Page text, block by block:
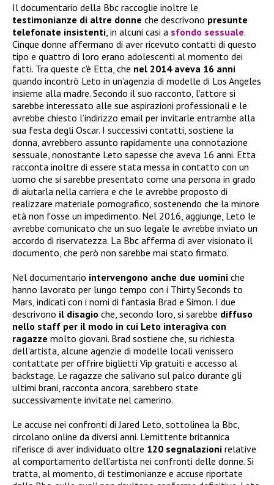
Il documentario della Bbc raccoglie inoltre le
testimonianze di altre donne che descrivono presunte
telefonate insistenti , in alcuni casi a sfondo sessuale.
Cinque donne affermano di aver ricevuto contatti di questo
tipo e quattro di loro erano adolescenti al momento dei
fatti. Tra queste c’è Etta, che nel 2014 aveva 16 anni
quando incontrò Leto in un’agenzia di modelle di Los Angeles
insieme alla madre. Secondo il suo racconto, l’attore si
sarebbe interessato alle sue aspirazioni professionali e le
avrebbe chiesto l’indirizzo email per invitarle entrambe alla
sua festa degli Oscar. I successivi contatti, sostiene la
donna, avrebbero assunto rapidamente una connotazione
sessuale, nonostante Leto sapesse che aveva 16 anni. Etta
racconta inoltre di essere stata messa in contatto con un
uomo che si sarebbe presentato come una persona in grado
di aiutarla nella carriera e che le avrebbe proposto di
realizzare materiale pornografico, sostenendo che la minore
età non fosse un impedimento. Nel 2016, aggiunge, Leto le
avrebbe comunicato che un suo legale le avrebbe inviato un
accordo di riservatezza. La Bbc afferma di aver visionato il
documento, che però non sarebbe mai stato firmato.
Nel documentario intervengono anche due uomini che
hanno lavorato per lungo tempo con i Thirty Seconds to
Mars, indicati con i nomi di fantasia Brad e Simon. I due
descrivono il disagio che, secondo loro, si sarebbe diffuso
nello staff per il modo in cui Leto interagiva con
ragazze molto giovani. Brad sostiene che, su richiesta
dell’artista, alcune agenzie di modelle locali venissero
contattate per offrire biglietti Vip gratuiti e accesso al
backstage. Le ragazze che salivano sul palco durante gli
ultimi brani, racconta ancora, sarebbero state
successivamente invitate nel camerino.
Le accuse nei confronti di Jared Leto, sottolinea la Bbc,
circolano online da diversi anni. L’emittente britannica
riferisce di aver individuato oltre 120 segnalazioni relative
al comportamento dell’artista nei confronti delle donne. Si
tratta, al momento, di testimonianze e accuse riportate